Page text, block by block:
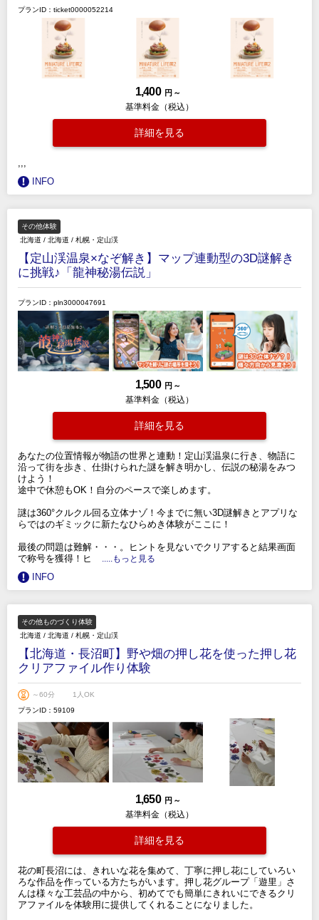
プランID：ticket0000052214
1,400 円 ～
基準料金（税込）
詳細を見る
,,,
INFO
その他体験
北海道 / 北海道 / 札幌・定山渓
【定山渓温泉×なぞ解き】マップ連動型の3D謎解き
に挑戦♪「龍神秘湯伝説」
プランID：pln3000047691
1,500 円 ～
基準料金（税込）
詳細を見る
あなたの位置情報が物語の世界と連動！定山渓温泉に行き、物語に
沿って街を歩き、仕掛けられた謎を解き明かし、伝説の秘湯をみつ
けよう！
途中で休憩もOK！自分のペースで楽しめます。
謎は360°クルクル回る立体ナゾ！今までに無い3D謎解きとアプリな
らではのギミックに新たなひらめき体験がここに！
最後の問題は難解・・・。ヒントを見ないでクリアすると結果画面
で称号を獲得！ヒ
.....もっと見る
INFO
その他ものづくり体験
北海道 / 北海道 / 札幌・定山渓
【北海道・長沼町】野や畑の押し花を使った押し花
クリアファイル作り体験
～60分
1人OK
プランID：59109
1,650 円 ～
基準料金（税込）
詳細を見る
花の町長沼には、きれいな花を集めて、丁寧に押し花にしていろい
ろな作品を作っている方たちがいます。押し花グループ「遊里」さ
んは様々な工芸品の中から、初めてでも簡単にきれいにできるクリ
アファイルを体験用に提供してくれることになりました。